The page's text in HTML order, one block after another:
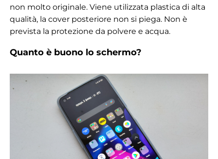
non molto originale. Viene utilizzata plastica di alta
qualità, la cover posteriore non si piega. Non è
prevista la protezione da polvere e acqua.
Quanto è buono lo schermo?